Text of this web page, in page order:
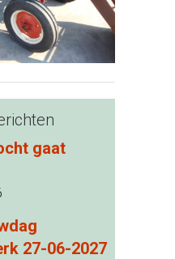
gaat
27-06-2027